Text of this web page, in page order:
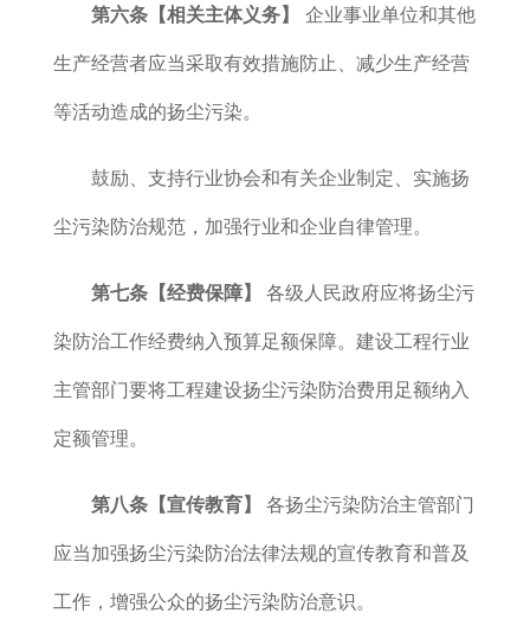
第六条 【相关主体义务】 企业事业单位和其他
生产经营者应当采取有效措施防止、减少生产经营
等活动造成的扬尘污染。
鼓励、支持行业协会和有关企业制定、实施扬
尘污染防治规范，加强行业和企业自律管理。
第七条 【经费保障】 各级人民政府应将扬尘污
染防治工作经费纳入预算足额保障。建设工程行业
主管部门要将工程建设扬尘污染防治费用足额纳入
定额管理。
第八条 【宣传教育】 各扬尘污染防治主管部门
应当加强扬尘污染防治法律法规的宣传教育和普及
工作，增强公众的扬尘污染防治意识。